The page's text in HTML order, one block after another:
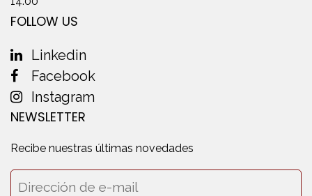
FOLLOW US
Linkedin
Facebook
Instagram
NEWSLETTER
Recibe nuestras últimas novedades